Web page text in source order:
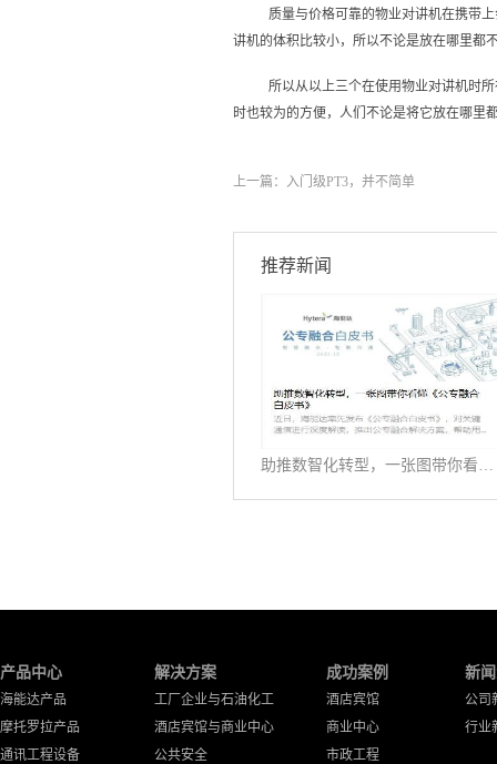
质量与价格可靠的物业对讲机在携带
讲机的体积比较小，所以不论是放在哪里都
所以从以上三个在使用物业对讲机时
时也较为的方便，人们不论是将它放在哪里
上一篇： 入门级PT3，并不简单
推荐新闻
产品中心
海能达产品
摩托罗拉产品
通讯工程设备
解决方案
工厂企业与石油化工
酒店宾馆与商业中心
公共安全
成功案例
酒店宾馆
商业中心
市政工程
新
公司
行业